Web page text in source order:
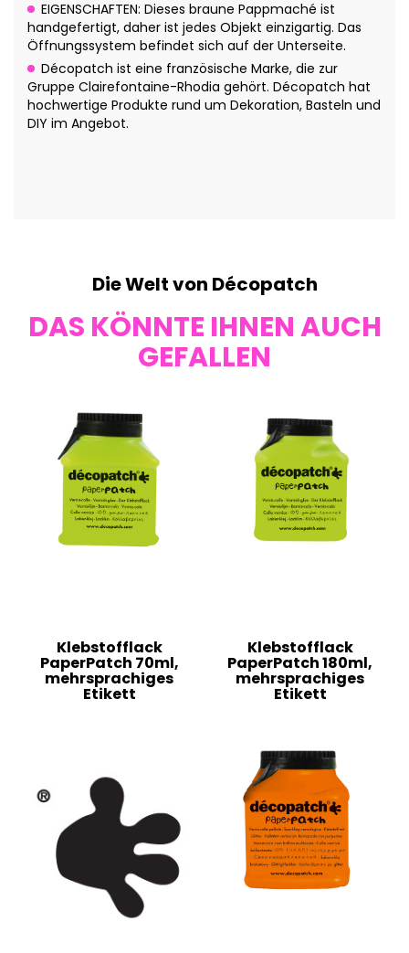
EIGENSCHAFTEN: Dieses braune Pappmaché ist
handgefertigt, daher ist jedes Objekt einzigartig. Das
Öffnungssystem befindet sich auf der Unterseite.
Décopatch ist eine französische Marke, die zur
Gruppe Clairefontaine-Rhodia gehört. Décopatch hat
hochwertige Produkte rund um Dekoration, Basteln und
DIY im Angebot.
Die Welt von Décopatch
DAS KÖNNTE IHNEN AUCH
GEFALLEN
Klebstofflack
PaperPatch 70ml,
mehrsprachiges
Etikett
Klebstofflack
PaperPatch 180ml,
mehrsprachiges
Etikett